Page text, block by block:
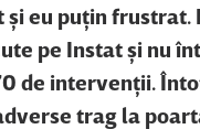
şi eu puţin
pe Instat şi nu
de intervenţii.
trag la